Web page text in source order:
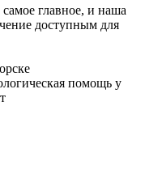
главное, и наша
доступным для
помощь у